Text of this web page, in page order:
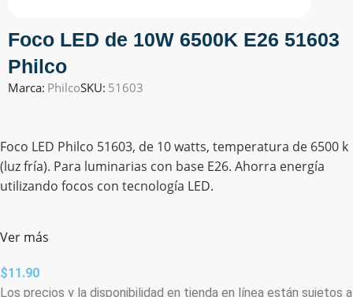
Foco LED de 10W 6500K E26 51603
Philco
Marca: PhilcoSKU: 51603
Foco LED Philco 51603, de 10 watts, temperatura de 6500 k
(luz fría). Para luminarias con base E26. Ahorra energía
utilizando focos con tecnología LED.
Ver más
$11.90
Los precios y la disponibilidad en tienda en línea están sujetos a